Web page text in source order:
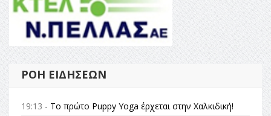
ΡΟΉ ΕΙΔΉΣΕΩΝ
19:13 - Το πρώτο Puppy Yoga έρχεται στην Χαλκιδική!